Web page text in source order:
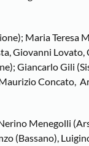
Maria Teresa
Giovanni
Giancarlo Gili
Concato,
Menegolli
(Bassano),